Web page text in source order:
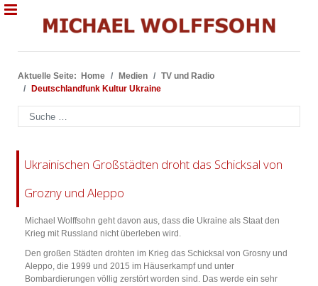
Aktuelle Seite: Home Medien
TV und Radio
Deutschlandfunk Kultur Ukraine
Suchen
Ukrainischen Großstädten droht das Schicksal von
Grozny und Aleppo
Michael Wolffsohn geht davon aus, dass die Ukraine als Staat den
Krieg mit Russland nicht überleben wird.
Den großen Städten drohten im Krieg das Schicksal von Grosny und
Aleppo, die 1999 und 2015 im Häuserkampf und unter
Bombardierungen völlig zerstört worden sind. Das werde ein sehr